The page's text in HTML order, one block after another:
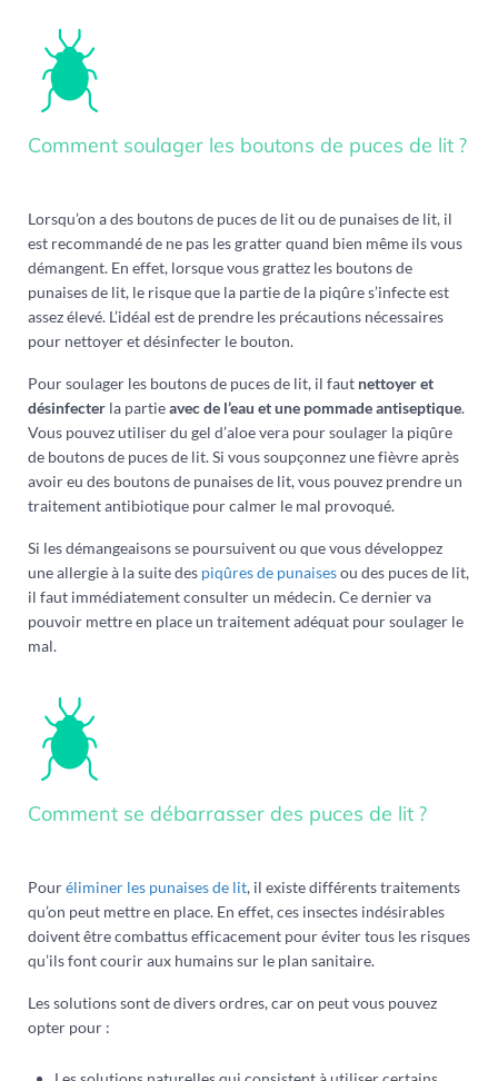
Comment soulager les boutons de puces de lit ?
Lorsqu’on a des boutons de puces de lit ou de punaises de lit, il
est recommandé de ne pas les gratter quand bien même ils vous
démangent. En effet, lorsque vous grattez les boutons de
punaises de lit, le risque que la partie de la piqûre s’infecte est
assez élevé. L’idéal est de prendre les précautions nécessaires
pour nettoyer et désinfecter le bouton.
Pour soulager les boutons de puces de lit, il faut nettoyer et
désinfecter la partieavec de l’eau et une pommade antiseptique.
Vous pouvez utiliser du gel d’aloe vera pour soulager la piqûre
de boutons de puces de lit. Si vous soupçonnez une fièvre après
avoir eu des boutons de punaises de lit, vous pouvez prendre un
traitement antibiotique pour calmer le mal provoqué.
Si les démangeaisons se poursuivent ou que vous développez
une allergie à la suite des piqûres de punaisesou des puces de lit,
il faut immédiatement consulter un médecin. Ce dernier va
pouvoir mettre en place un traitement adéquat pour soulager le
mal.
Comment se débarrasser des puces de lit ?
Pouréliminer les punaises de lit, il existe différents traitements
qu’on peut mettre en place. En effet, ces insectes indésirables
doivent être combattus efficacement pour éviter tous les risques
qu’ils font courir aux humains sur le plan sanitaire.
Les solutions sont de divers ordres, car on peut vous pouvez
opter pour :